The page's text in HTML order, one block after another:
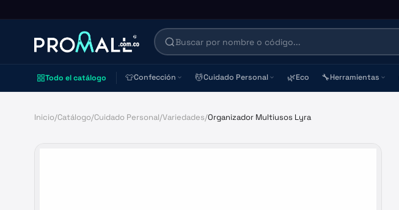
Todo el catálogo 👕Confección 💆Cuidado Personal 🌿Eco 🔧Herramientas
Inicio/Catálogo/Cuidado Personal/Variedades/Organizador Multiusos Lyra